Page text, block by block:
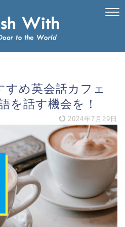
すめ英会話カフェ
を話す機会を！
2024年7月29日